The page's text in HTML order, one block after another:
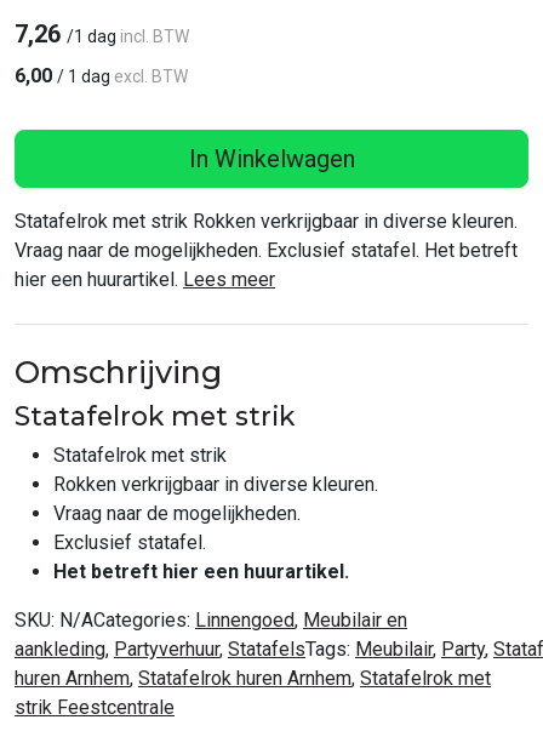
7,26 /1 dag incl. BTW
6,00 / 1 dag excl. BTW
In Winkelwagen
Statafelrok met strik Rokken verkrijgbaar in diverse kleuren.
Vraag naar de mogelijkheden. Exclusief statafel. Het betreft
hier een huurartikel. Lees meer
Omschrijving
Statafelrok met strik
Statafelrok met strik
Rokken verkrijgbaar in diverse kleuren.
Vraag naar de mogelijkheden.
Exclusief statafel.
Het betreft hier een huurartikel.
SKU: N/ACategories: Linnengoed, Meubilair en
aankleding, Partyverhuur, StatafelsTags: Meubilair, Party,
huren Arnhem, Statafelrok huren Arnhem, Statafelrok met
strik Feestcentrale